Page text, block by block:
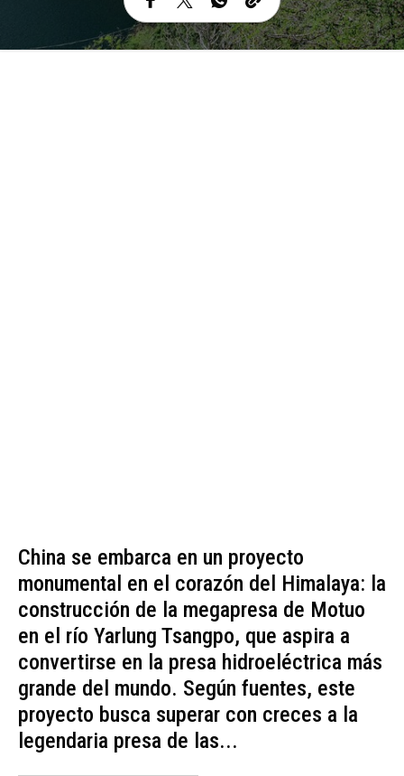
China se embarca en un proyecto
monumental en el corazón del Himalaya: la
construcción de la megapresa de Motuo
en el río Yarlung Tsangpo, que aspira a
convertirse en la presa hidroeléctrica más
grande del mundo. Según fuentes, este
proyecto busca superar con creces a la
legendaria presa de las...